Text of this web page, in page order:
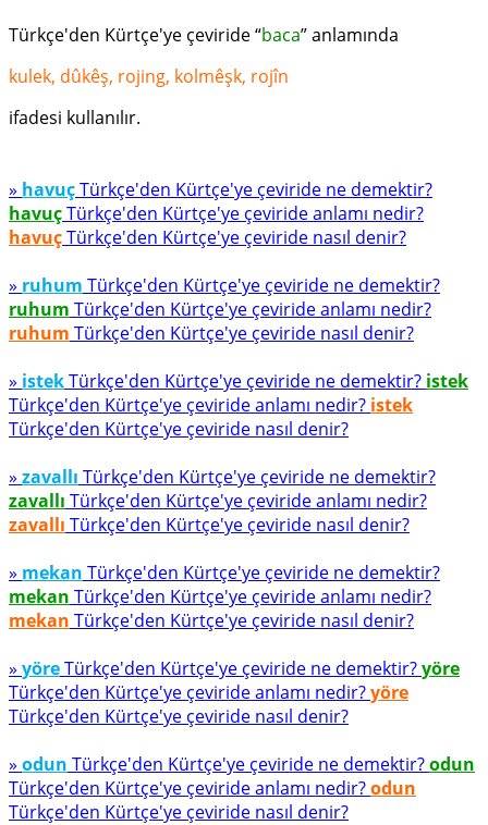
Türkçe'den Kürtçe'ye çeviride “baca” anlamında
kulek, dûkêş, rojing, kolmêşk, rojîn
ifadesi kullanılır.
» havuçTürkçe'den Kürtçe'ye çeviride ne demektir?
havuçTürkçe'den Kürtçe'ye çeviride anlamı nedir?
havuçTürkçe'den Kürtçe'ye çeviride nasıl denir?
» ruhum Türkçe'den Kürtçe'ye çeviride ne demektir?
ruhum Türkçe'den Kürtçe'ye çeviride anlamı nedir?
ruhum Türkçe'den Kürtçe'ye çeviride nasıl denir?
» istekTürkçe'den Kürtçe'ye çeviride ne demektir? istek
Türkçe'den Kürtçe'ye çeviride anlamı nedir? istek
Türkçe'den Kürtçe'ye çeviride nasıl denir?
» zavallı Türkçe'den Kürtçe'ye çeviride ne demektir?
zavallı Türkçe'den Kürtçe'ye çeviride anlamı nedir?
zavallı Türkçe'den Kürtçe'ye çeviride nasıl denir?
» mekan Türkçe'den Kürtçe'ye çeviride ne demektir?
mekan Türkçe'den Kürtçe'ye çeviride anlamı nedir?
mekan Türkçe'den Kürtçe'ye çeviride nasıl denir?
» yöreTürkçe'den Kürtçe'ye çeviride ne demektir?yöre
Türkçe'den Kürtçe'ye çeviride anlamı nedir?yöre
Türkçe'den Kürtçe'ye çeviride nasıl denir?
» odun Türkçe'den Kürtçe'ye çeviride ne demektir?odun
Türkçe'den Kürtçe'ye çeviride anlamı nedir?odun
Türkçe'den Kürtçe'ye çeviride nasıl denir?